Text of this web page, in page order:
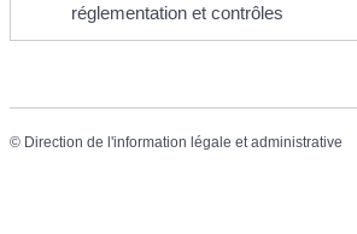
réglementation et contrôles
© Direction de l'information légale et administrative